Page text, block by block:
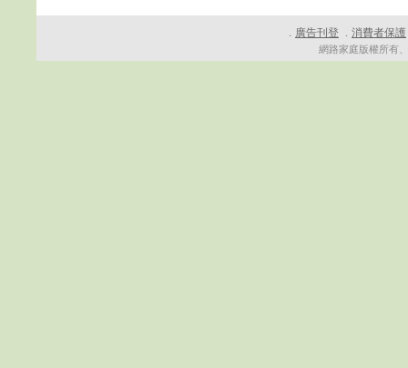
． 廣告刊登 ． 消費者保護
網路家庭版權所有